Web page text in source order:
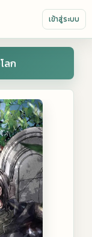
เข้าสู่ระบบ
ลก